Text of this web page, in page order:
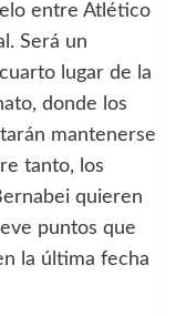
entre Atlético
Será un
lugar de la
donde los
mantenerse
tanto, los
quieren
puntos que
la última fecha